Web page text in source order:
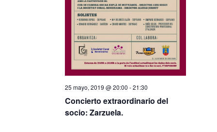
Concierto extraordinario del
socio: Zarzuela.
25 mayo, 2019 @ 20:00 -21:30